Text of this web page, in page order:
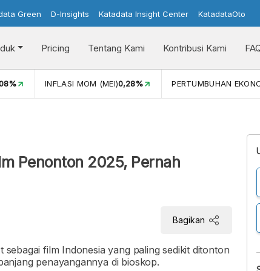
Green D-Insights Katadata Insight Center KatadataOto
Pricing Tentang Kami Kontribusi Kami
INFLASI MOM (MEI)0,28% PERTUMBUHAN
Penonton 2025, Pernah
Bagikan
film Indonesia yang paling sedikit ditonton
penayangannya di bioskop.